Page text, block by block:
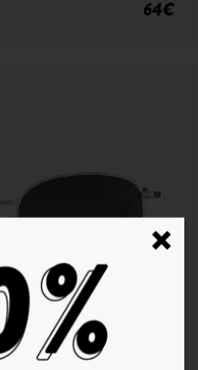
64€
GREY